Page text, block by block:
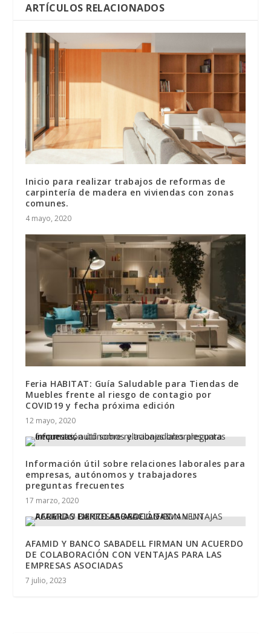
ARTÍCULOS RELACIONADOS
Inicio para realizar trabajos de reformas de
carpintería de madera en viviendas con zonas
comunes.
4 mayo, 2020
Feria HABITAT: Guía Saludable para Tiendas de
Muebles frente al riesgo de contagio por
COVID19 y fecha próxima edición
12 mayo, 2020
Información útil sobre relaciones laborales para
empresas, autónomos y trabajadores
preguntas frecuentes
17 marzo, 2020
AFAMID Y BANCO SABADELL FIRMAN UN ACUERDO
DE COLABORACIÓN CON VENTAJAS PARA LAS
EMPRESAS ASOCIADAS
7 julio, 2023